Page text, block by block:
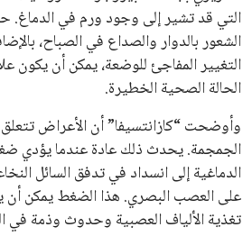
محافظات
التي قد تشير إلى وجود ورم في الدماغ.
الشعور بالدوار والصداع في الصباح،
التغيير المفاجئ للوضعة، يمكن أن يكون
الحالة الصحية الخطيرة.
وأوضحت “كازانتسيفا” أن الأعراض
الجمجمة. يحدث ذلك عادة عندما يؤدي
الدماغية إلى انسداد في تدفق السائل
على العصب البصري. هذا الضغط يمكن
تغذية الألياف العصبية وحدوث وذمة